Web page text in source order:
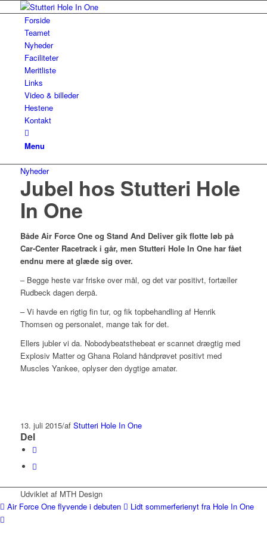
Forside
Teamet
Nyheder
Faciliteter
Meritliste
Links
Video & billeder
Hestene
Kontakt
Menu
Nyheder
Jubel hos Stutteri Hole
In One
Både Air Force One og Stand And Deliver gik flotte løb på
Car-Center Racetrack i går, men Stutteri Hole In One har fået
endnu mere at glæde sig over.
– Begge heste var friske over mål, og det var positivt, fortæller
Rudbeck dagen derpå.
– Vi havde en rigtig fin tur, og fik topbehandling af Henrik
Thomsen og personalet, mange tak for det.
Ellers jubler vi da. Nobodybeatsthebeat er scannet drægtig med
Explosiv Matter og Ghana Roland håndprøvet positivt med
Muscles Yankee, oplyser den dygtige amatør.
13. juli 2015/af Stutteri Hole In One
Del
Udviklet af MTH Design
Air Force One flyvende i debuten
Lidt sommerferienyt fra Hole In One